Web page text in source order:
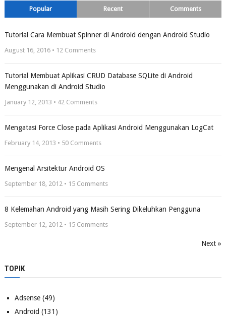
Popular Recent Comments
Tutorial Cara Membuat Spinner di Android dengan Android Studio
August 16, 2016 • 12Comments
Tutorial Membuat Aplikasi CRUD Database SQLite di Android
Menggunakan di Android Studio
January 12, 2013 • 42Comments
Mengatasi Force Close pada Aplikasi Android Menggunakan LogCat
February 14, 2013 • 50Comments
Mengenal Arsitektur Android OS
September 18, 2012 • 15Comments
8 Kelemahan Android yang Masih Sering Dikeluhkan Pengguna
September 12, 2012 • 15Comments
Next »
TOPIK
Adsense(49)
Android (131)